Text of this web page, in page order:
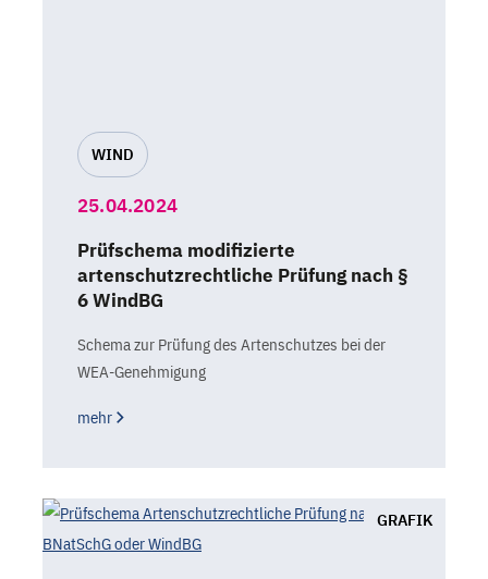
WIND
25.04.2024
Prüfschema modifizierte
artenschutzrechtliche Prüfung nach §
6 WindBG
Schema zur Prüfung des Artenschutzes bei der
WEA-Genehmigung
mehr
GRAFIK